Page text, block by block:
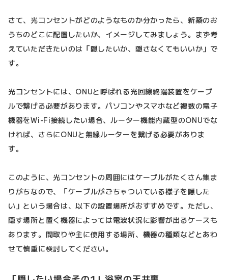
さて、光コンセントがどのようなものか分かったら、新築のお
うちのどこに配置したいか、イメージしてみましょう。まず考
えていただきたいのは「隠したいか、隠さなくてもいいか」で
す。
光コンセントには、ONUと呼ばれる光回線終端装置をケーブ
ルで繋げる必要があります。パソコンやスマホなど複数の電子
機器をWi-Fi接続したい場合、ルーター機能内蔵型のONUでな
ければ、さらにONUと無線ルーターを繋げる必要がありま
す。
このように、光コンセントの周囲にはケーブルがたくさん集ま
りがちなので、「ケーブルがごちゃついている様子を隠した
い」という場合は、以下の設置場所がおすすめです。ただし、
隠す場所と置く機器によっては電波状況に影響が出るケースも
あります。間取りや主に使用する場所、機器の種類などとあわ
せて慎重に検討してください。